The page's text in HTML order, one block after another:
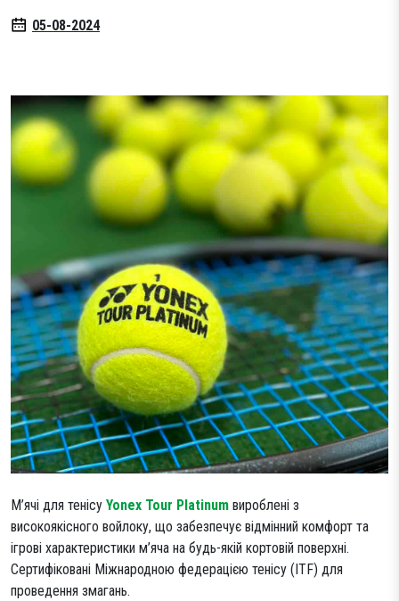
Аксесуари
Гравці Yonex
Волани
Намотки
Гравці Yonex
SALE05-08-2024
М’ячі для тенісу Yonex Tour Platinum вироблені з
високоякісного войлоку, що забезпечує відмінний комфорт та
ігрові характеристики м’яча на будь-якій кортовій поверхні.
Сертифіковані Міжнародною федерацією тенісу (ITF) для
проведення змагань.